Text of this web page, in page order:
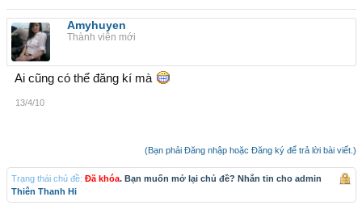
Amyhuyen
Thành viên mới
Ai cũng có thể đăng kí mà
13/4/10
(Bạn phải Đăng nhập hoặc Đăng ký để trả lời bài viết.)
Trạng thái chủ đề: Đã khóa. Bạn muốn mở lại chủ đề? Nhắn tin cho admin
Thiên Thanh Hi